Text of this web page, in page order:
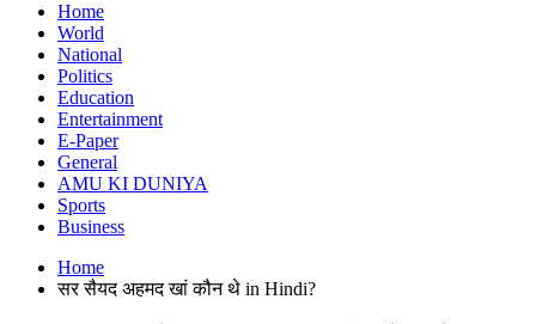
Home
World
National
Politics
Education
Entertainment
E-Paper
General
AMU KI DUNIYA
Sports
Business
Home
सर सैयद अहमद खां कौन थे in Hindi?